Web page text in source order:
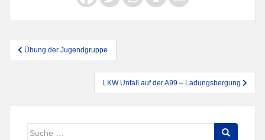
Beitragsnavigation
Übung der Jugendgruppe
LKW Unfall auf der A99 – Ladungsbergung
Suche